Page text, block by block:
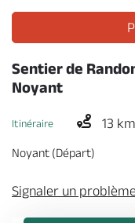
Dormir, manger
Séjours, cadeaux
Billetterie
Sentier de
Noyant
Itinéraire 13 km
Noyant (Départ)
Signaler un problème